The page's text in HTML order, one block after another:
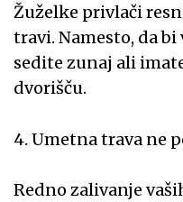
Žuželke privlači
travi. Namesto, da
sedite zunaj ali
dvorišču.
4. Umetna trava ne
Redno zalivanje